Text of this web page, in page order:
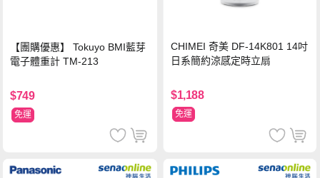
【團購優惠】 Tokuyo BMI藍芽
電子體重計 TM-213
$749
免運
CHIMEI 奇美 DF-14K801 14吋
日系簡約涼感定時立扇
$1,188
免運